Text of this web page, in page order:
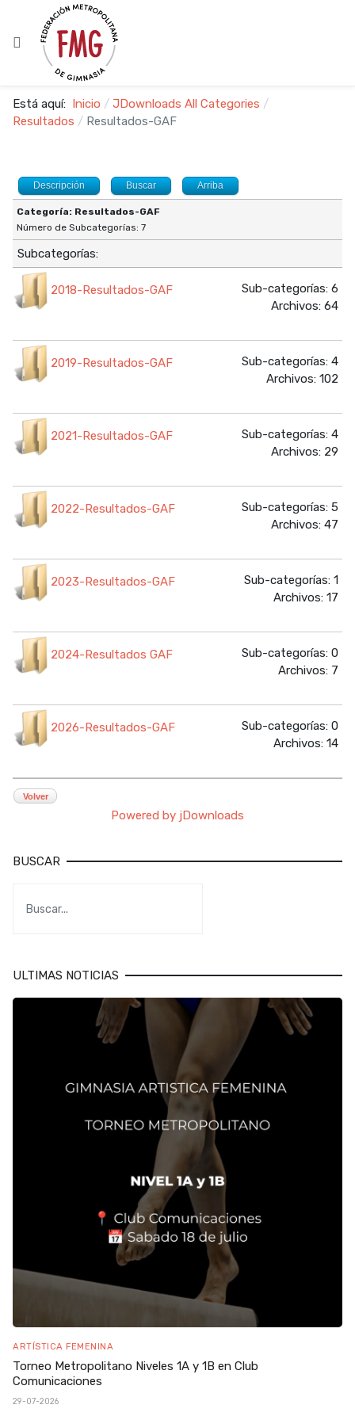
Está aquí: Inicio
JDownloads All Categories
Resultados
Resultados-GAF
Descripción Buscar Arriba
Categoría: Resultados-GAF
Número de Subcategorías: 7
Subcategorías:
2018-Resultados-GAF
Sub-categorías: 6
Archivos: 64
2019-Resultados-GAF
Sub-categorías: 4
Archivos: 102
2021-Resultados-GAF
Sub-categorías: 4
Archivos: 29
2022-Resultados-GAF
Sub-categorías: 5
Archivos: 47
2023-Resultados-GAF
Sub-categorías: 1
Archivos: 17
2024-Resultados GAF
Sub-categorías: 0
Archivos: 7
2026-Resultados-GAF
Sub-categorías: 0
Archivos: 14
Volver
Powered by jDownloads
BUSCAR
ULTIMAS NOTICIAS
ARTÍSTICA FEMENINA
Torneo Metropolitano Niveles 1A y 1B en Club
Comunicaciones
29-07-2026